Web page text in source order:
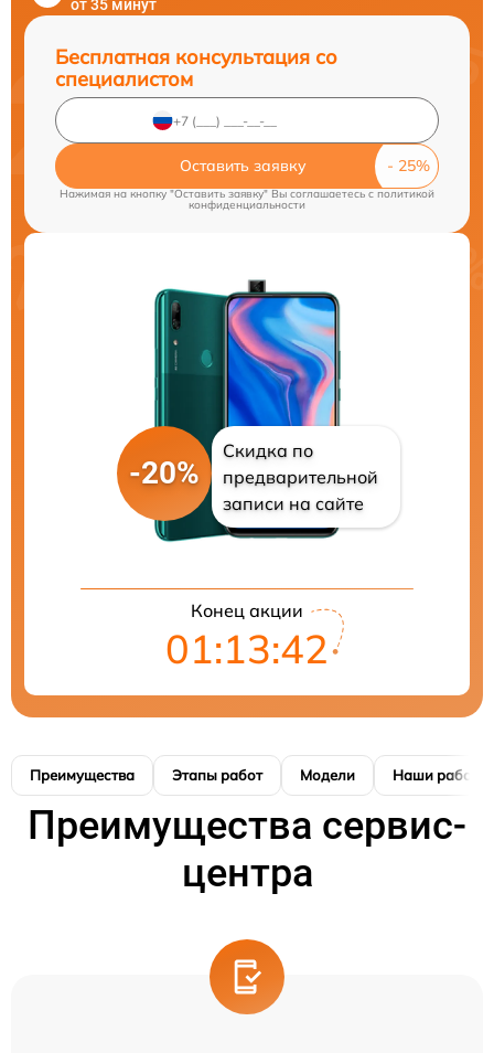
от 35 минут
Бесплатная консультация со
специалистом
Оставить заявку
Нажимая на кнопку "Оставить заявку" Вы соглашаетесь cполитикой
конфиденциальности
-20%
Скидка по
предварительной
записи на сайте
Конец акции
01:13:41
Преимущества Этапы работ Модели Наши работы
Преимущества сервис-
центра